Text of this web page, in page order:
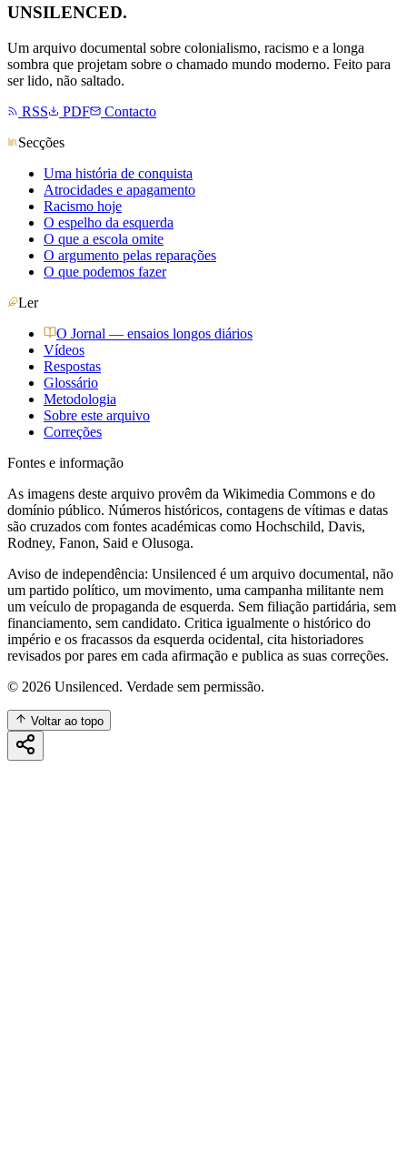
UNSILENCED.
Um arquivo documental sobre colonialismo, racismo e a longa
sombra que projetam sobre o chamado mundo moderno. Feito para
ser lido, não saltado.
RSS
PDF
Contacto
Secções
Uma história de conquista
Atrocidades e apagamento
Racismo hoje
O espelho da esquerda
O que a escola omite
O argumento pelas reparações
O que podemos fazer
Ler
O Jornal — ensaios longos diários
Vídeos
Respostas
Glossário
Metodologia
Sobre este arquivo
Correções
Fontes e informação
As imagens deste arquivo provêm da Wikimedia Commons e do
domínio público. Números históricos, contagens de vítimas e datas
são cruzados com fontes académicas como Hochschild, Davis,
Rodney, Fanon, Said e Olusoga.
Aviso de independência: Unsilenced é um arquivo documental, não
um partido político, um movimento, uma campanha militante nem
um veículo de propaganda de esquerda. Sem filiação partidária, sem
financiamento, sem candidato. Critica igualmente o histórico do
império e os fracassos da esquerda ocidental, cita historiadores
revisados por pares em cada afirmação e publica as suas correções.
© 2026 Unsilenced. Verdade sem permissão.
Voltar ao topo